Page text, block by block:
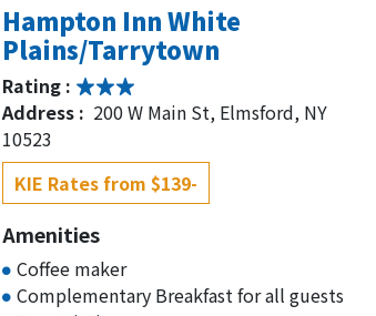
Hampton Inn White
Plains/Tarrytown
Rating :
Address : 200 W Main St, Elmsford, NY
10523
KIE Rates from $139-
Amenities
Coffee maker
Complementary Breakfast for all guests